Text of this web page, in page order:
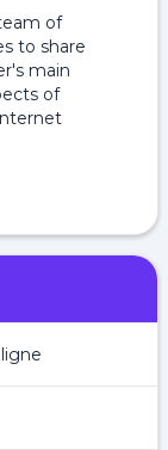
of
to share
main
of